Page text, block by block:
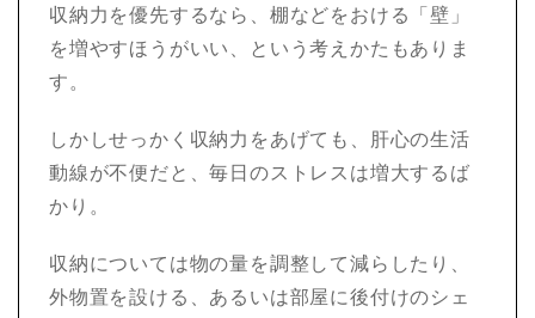
収納力を優先するなら、棚などをおける「壁」
を増やすほうがいい、という考えかたもありま
す。
しかしせっかく収納力をあげても、肝心の生活
動線が不便だと、毎日のストレスは増大するば
かり。
収納については物の量を調整して減らしたり、
外物置を設ける、あるいは部屋に後付けのシェ